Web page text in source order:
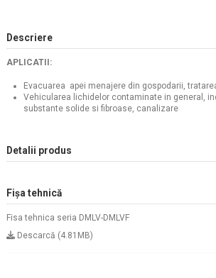
Descriere
APLICATII:
Evacuarea apei menajere din gospodarii,
Vehicularea lichidelor contaminate in general,
substante solide si fibroase, canalizare
Detalii produs
Fișa tehnică
Fisa tehnica seria DMLV-DMLVF
Descarcă (4.81MB)